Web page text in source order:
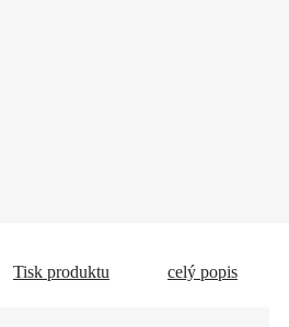
Tisk produktu celý popis